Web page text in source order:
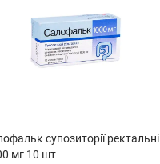
супозиторії ректальні
мг 10 шт